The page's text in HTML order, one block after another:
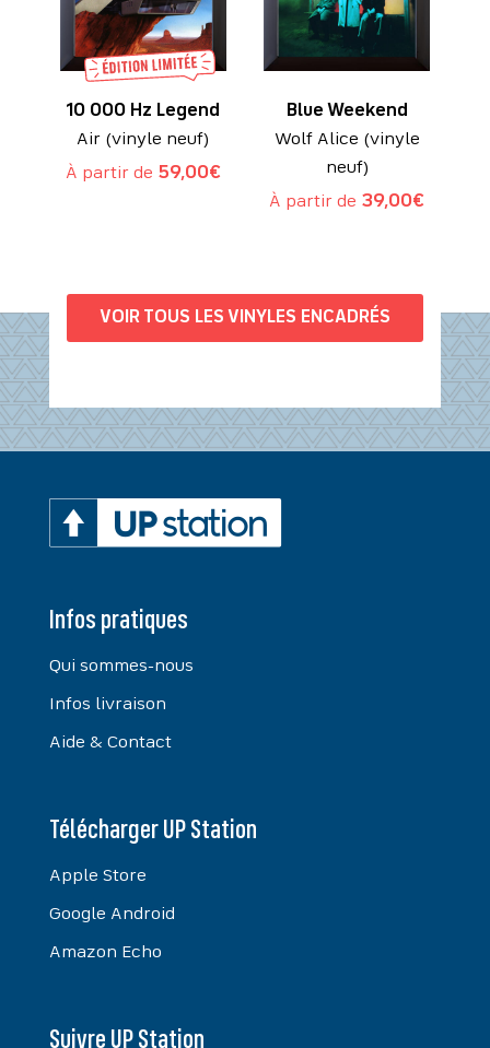
10 000 Hz Legend
Air (vinyle neuf)
À partir de 59,00€
Blue Weekend
Wolf Alice (vinyle
neuf)
À partir de 39,00€
VOIR TOUS LES VINYLES ENCADRÉS
Infos pratiques
Qui sommes-nous
Infos livraison
Aide & Contact
Télécharger UP Station
Apple Store
Google Android
Amazon Echo
Suivre UP Station